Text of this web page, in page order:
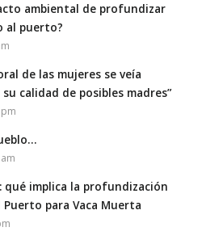
ambiental de profundizar
al puerto?
de las mujeres se veía
calidad de posibles madres”
qué implica la profundización
para Vaca Muerta